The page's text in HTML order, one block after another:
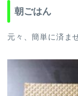
朝ごはん
元々、簡単に済ま